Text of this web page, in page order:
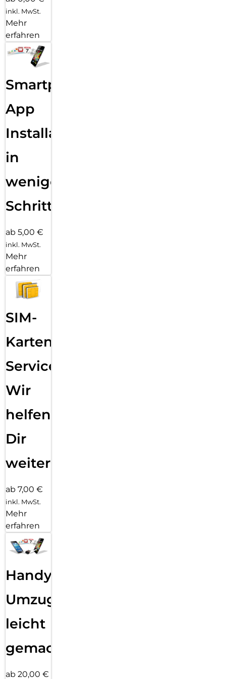
inkl. MwSt.
Mehr
erfahren
Smartphone
App
Installation
in
wenigen
Schritten
ab 5,00 €
inkl. MwSt.
Mehr
erfahren
SIM-
Karten
Service:
Wir
helfen
Dir
weiter
ab 7,00 €
inkl. MwSt.
Mehr
erfahren
Handy
Umzug
leicht
gemacht!
ab 20,00 €